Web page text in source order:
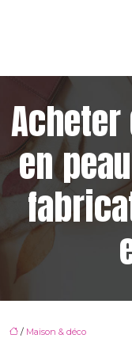
en
/ Maison & déco